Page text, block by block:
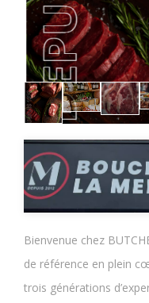
Bienvenue chez
de référence en plein
trois générations